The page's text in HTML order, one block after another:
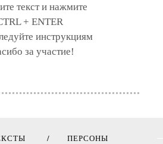
текст и нажмите
+ ENTER
инструкциям
за участие!
ПЕРСОНЫ